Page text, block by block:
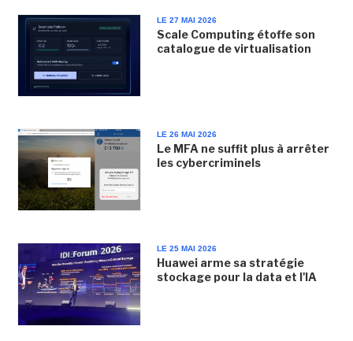
LE 27 MAI 2026
Scale Computing étoffe son
catalogue de virtualisation
LE 26 MAI 2026
Le MFA ne suffit plus à arrêter
les cybercriminels
LE 25 MAI 2026
Huawei arme sa stratégie
stockage pour la data et l'IA